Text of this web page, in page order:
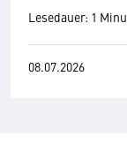
Lesedauer: 1
08.07.2026